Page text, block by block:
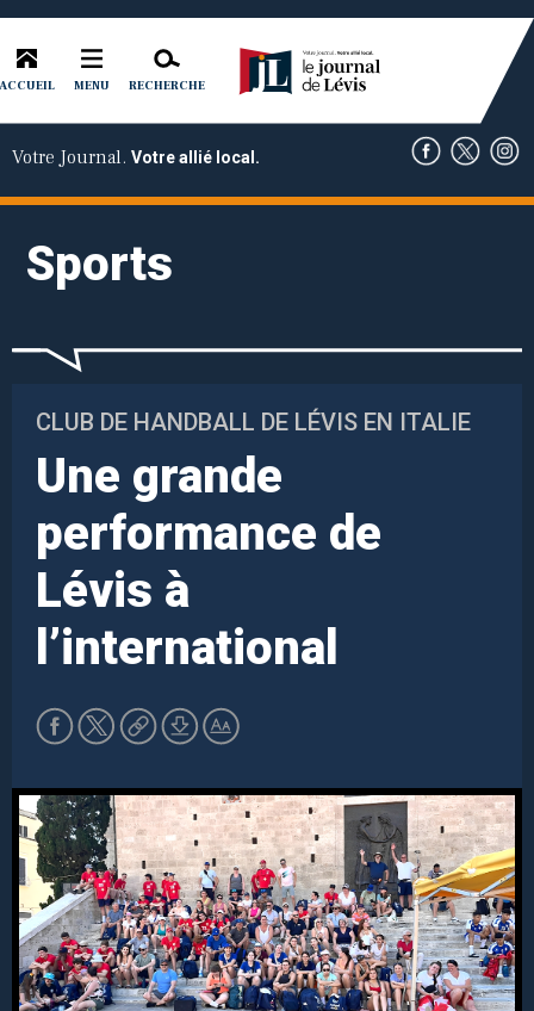
ACCUEIL MENU RECHERCHE
Votre Journal. Votre allié local.
Sports
CLUB DE HANDBALL DE LÉVIS EN ITALIE
Une grande
performance de
Lévis à
l’international